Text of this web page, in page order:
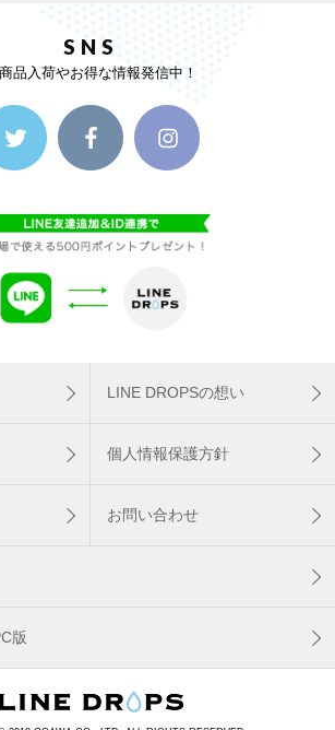
SNS
品入荷やお得な情報発信中！
LINE DROPSの想い
個人情報保護方針
お問い合わせ
版